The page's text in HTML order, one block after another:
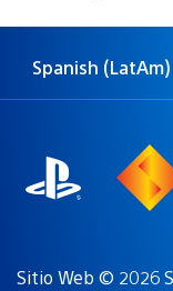
publicación:
Elige
Región
Spanish (LatAm)
Sitio Web © 2026